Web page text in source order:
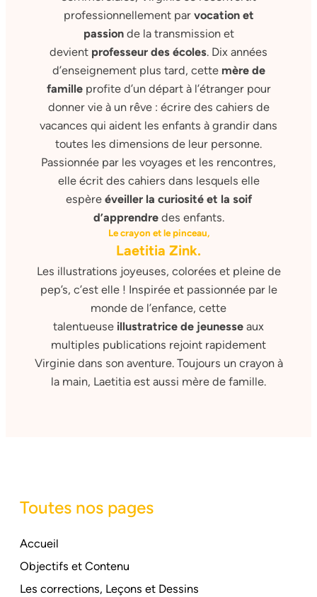
professionnellement par vocation et
passion de la transmission et
devient professeur des écoles. Dix années
d’enseignement plus tard, cette mère de
famille profite d’un départ à l’étranger pour
donner vie à un rêve : écrire des cahiers de
vacances qui aident les enfants à grandir dans
toutes les dimensions de leur personne.
Passionnée par les voyages et les rencontres,
elle écrit des cahiers dans lesquels elle
espère éveiller la curiosité et la soif
d’apprendre des enfants.
Le crayon et le pinceau,
Laetitia Zink.
Les illustrations joyeuses, colorées et pleine de
pep’s, c’est elle ! Inspirée et passionnée par le
monde de l’enfance, cette
talentueuse illustratrice de jeunesse aux
multiples publications rejoint rapidement
Virginie dans son aventure. Toujours un crayon à
la main, Laetitia est aussi mère de famille.
Toutes nos pages
Accueil
Objectifs et Contenu
Les corrections, Leçons et Dessins